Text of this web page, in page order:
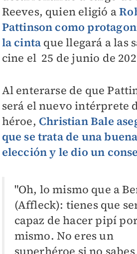
Reeves, quien eligió a
Pattinson como
la cinta que llegará a las
cine el 25 de junio de
Al enterarse de que
será el nuevo intérprete
héroe, Christian Bale
que se trata de una buena
elección y le dio un
"Oh, lo mismo que a
(Affleck): tienes que
capaz de hacer pipí
mismo. No eres un